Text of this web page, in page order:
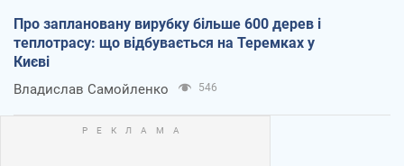
Про заплановану вирубку більше 600 дерев і
теплотрасу: що відбувається на Теремках у
Києві
Владислав Самойленко 546